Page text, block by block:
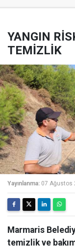
YANGIN
TEMİZLİK
Yayınlanma: 07 Ağustos
Marmaris
temizlik ve